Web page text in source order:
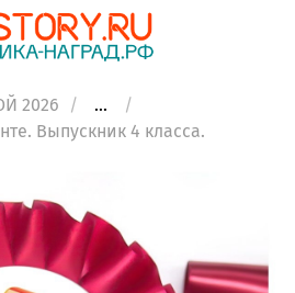
2026
...
Выпускник 4 класса.